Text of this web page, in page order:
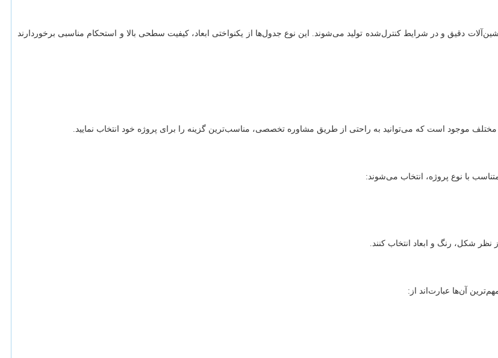
دقیق و در شرایط کنترل‌شده تولید می‌شوند. این نوع جدول‌ها از یکنواختی ابعاد، کیفیت سطحی بالا و استحکام مناسبی برخوردارند
موجود است که می‌توانید به راحتی از طریق مشاوره تخصصی، مناسب‌ترین گزینه را برای پروژه خود انتخاب نمایید.
با نوع پروژه، انتخاب می‌شوند:
شکل، رنگ و ابعاد انتخاب کنند.
آن‌ها عبارت‌اند از: